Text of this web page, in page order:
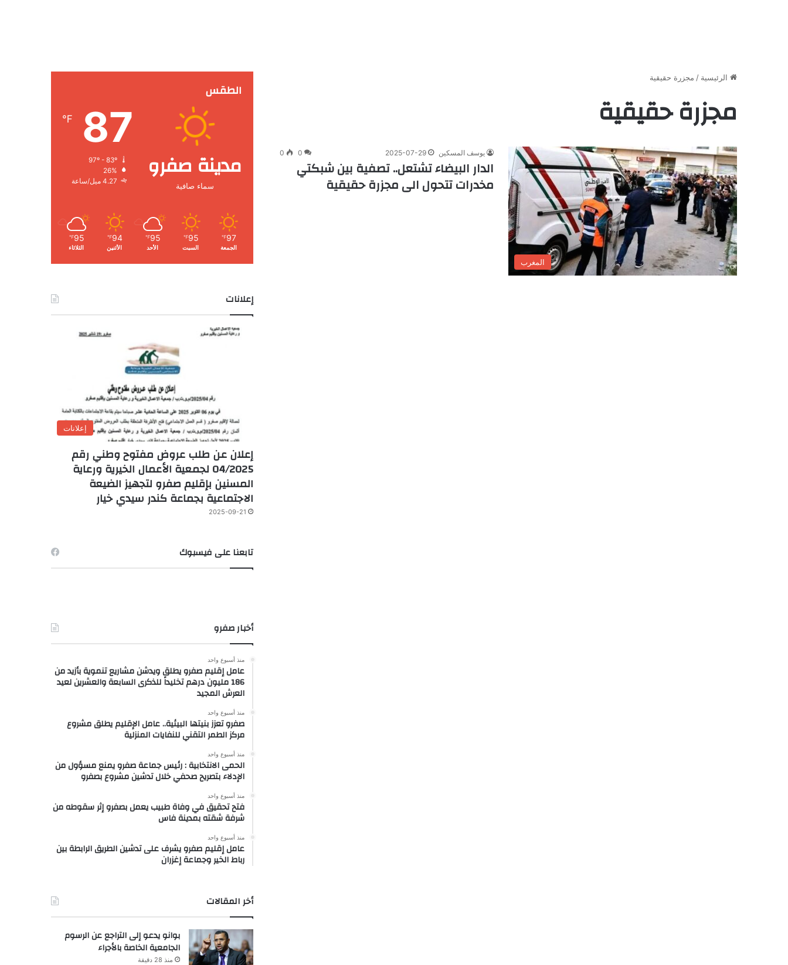
الرئيسية / مجزرة حقيقية
مجزرة حقيقية
المغرب
يوسف المسكين 2025-07-29
0
0
الدار البيضاء تشتعل.. تصفية بين شبكتي
مخدرات تتحول الى مجزرة حقيقية
الطقس
مدينة صفرو
سماء صافية
87
℉
26%
4.27 ميل/ساعة
97
℉
الجمعة
95
℉
السبت
95
℉
الأحد
94
℉
الأثنين
95
℉
الثلاثاء
إعلانات
إعلانات
إعلان عن طلب عروض مفتوح وطني رقم
04/2025 لجمعية الأعمال الخيرية ورعاية
المسنين بإقليم صفرو لتجهيز الضيعة
الاجتماعية بجماعة كندر سيدي خيار
2025-09-21
تابعنا على فيسبوك
أخبار صفرو
منذ أسبوع واحد
عامل إقليم صفرو يطلق ويدشن مشاريع تنموية بأزيد من
186 مليون درهم تخليداً للذكرى السابعة والعشرين لعيد
العرش المجيد
منذ أسبوع واحد
صفرو تعزز بنيتها البيئية.. عامل الإقليم يطلق مشروع
مركز الطمر التقني للنفايات المنزلية
منذ أسبوع واحد
الحمى الانتخابية : رئيس جماعة صفرو يمنع مسؤول من
الإدلاء بتصريح صحفي خلال تدشين مشروع بصفرو
منذ أسبوع واحد
فتح تحقيق في وفاة طبيب يعمل بصفرو إثر سقوطه من
شرفة شقته بمدينة فاس
منذ أسبوع واحد
عامل إقليم صفرو يشرف على تدشين الطريق الرابطة بين
رباط الخير وجماعة إغزران
أخر المقالات
بوانو يدعو إلى التراجع عن الرسوم
الجامعية الخاصة بالأجراء
منذ 28 دقيقة